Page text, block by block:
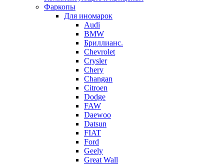
Фаркопы
Для иномарок
Audi
BMW
Бриллианс.
Chevrolet
Crysler
Chery
Changan
Citroen
Dodge
FAW
Daewoo
Datsun
FIAT
Ford
Geely
Great Wall